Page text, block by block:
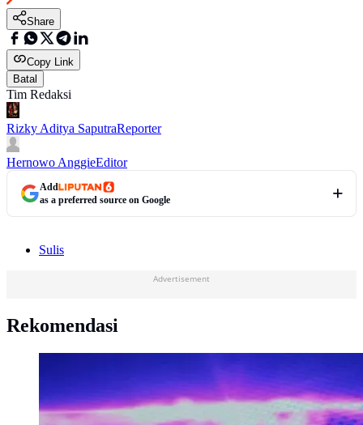
Share
Copy Link
Batal
Tim Redaksi
Rizky Aditya SaputraReporter
Hernowo AnggieEditor
Add
as a preferred source on Google
Sulis
Advertisement
Rekomendasi